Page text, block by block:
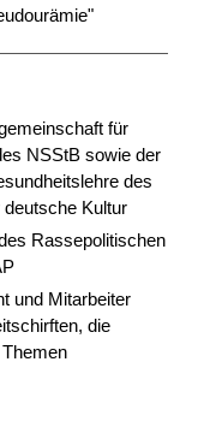
für
NSStB sowie der
des
Kultur
Rassepolitischen
und Mitarbeiter
die